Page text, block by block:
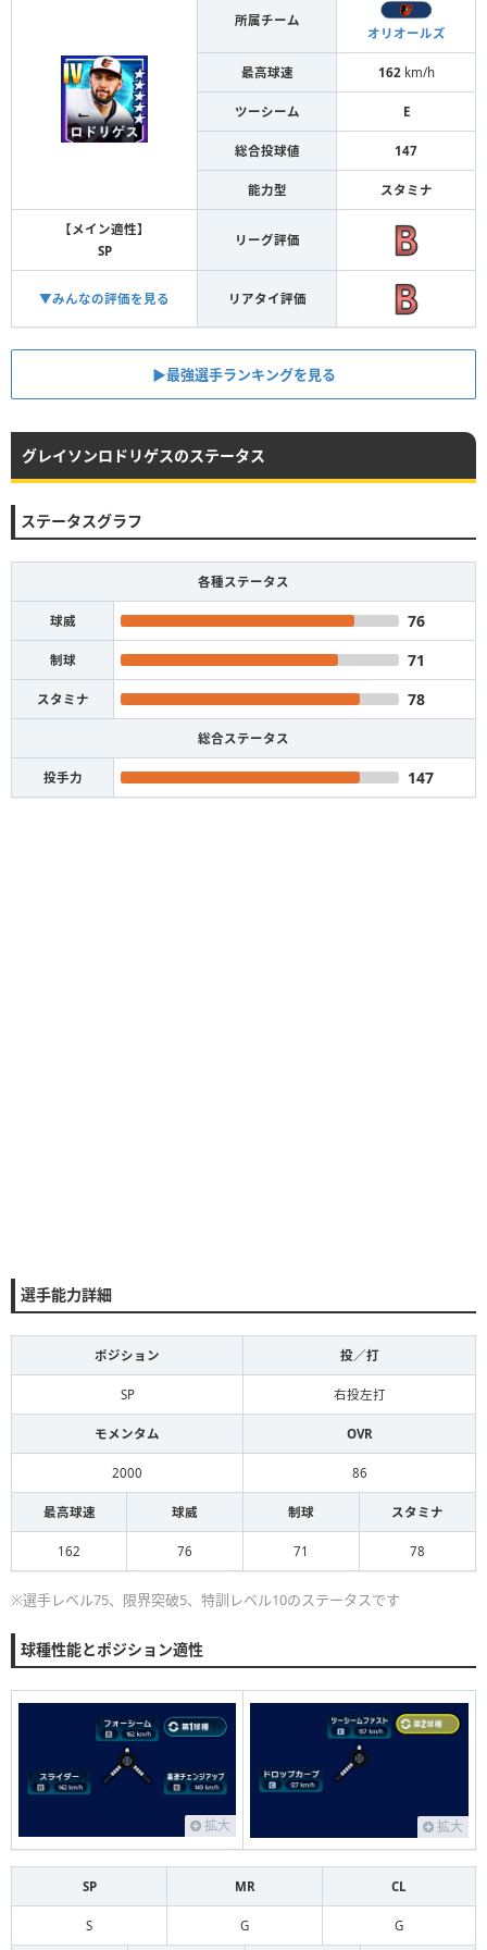
所属チーム
オリオールズ
最高球速 162 km/h
ツーシーム E
総合投球値 147
能力型 スタミナ
【メイン適性】
SP
リーグ評価
▼みんなの評価を見る リアタイ評価
▶︎最強選手ランキングを見る
グレイソンロドリゲスのステータス
ステータスグラフ
各種ステータス
球威 76
制球 71
スタミナ 78
総合ステータス
投手力 147
選手能力詳細
ポジション 投／打
SP 右投左打
モメンタム OVR
2000 86
最高球速 球威 制球 スタミナ
162 76 71 78
※選手レベル75、限界突破5、特訓レベル10のステータスです
球種性能とポジション適性
拡大 拡大
SP MR CL
S G G